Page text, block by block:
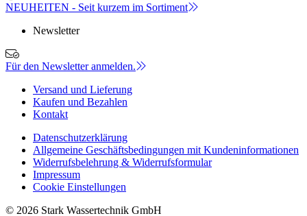
NEUHEITEN - Seit kurzem im Sortiment
Newsletter
Für den Newsletter anmelden.
Versand und Lieferung
Kaufen und Bezahlen
Kontakt
Datenschutzerklärung
Allgemeine Geschäftsbedingungen mit Kundeninformationen
Widerrufsbelehrung & Widerrufsformular
Impressum
Cookie Einstellungen
© 2026 Stark Wassertechnik GmbH